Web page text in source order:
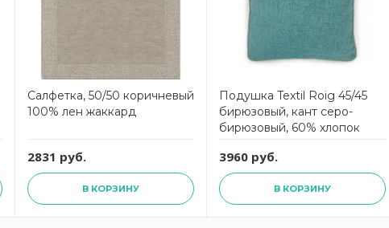
Салфетка, 50/50 коричневый
100% лен жаккард
2831 руб.
В КОРЗИНУ
Подушка Textil Roig 45/45
бирюзовый, кант серо-
бирюзовый, 60% хлопок
3960 руб.
В КОРЗИНУ